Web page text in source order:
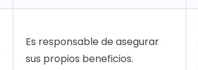
Es responsable de asegurar
sus propios beneficios.